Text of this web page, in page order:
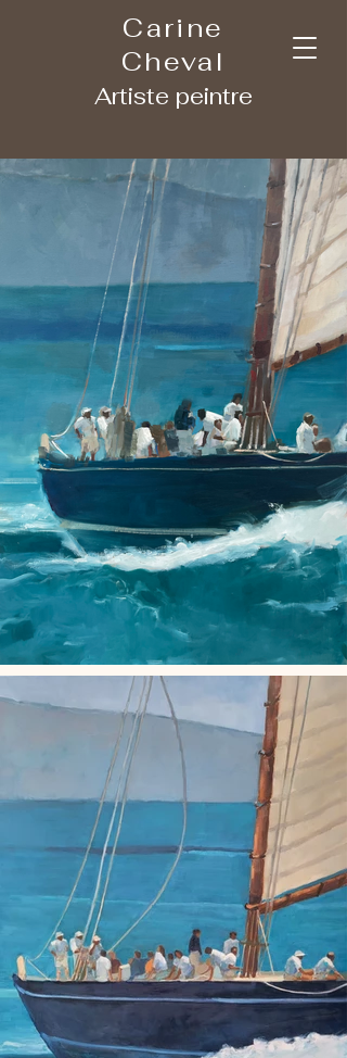
Carine
Cheval
Artiste peintre